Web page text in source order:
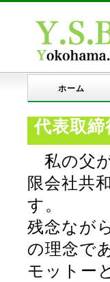
ホーム
代表取
私の父
限会社共
す。
残念なが
の理念で
モットー